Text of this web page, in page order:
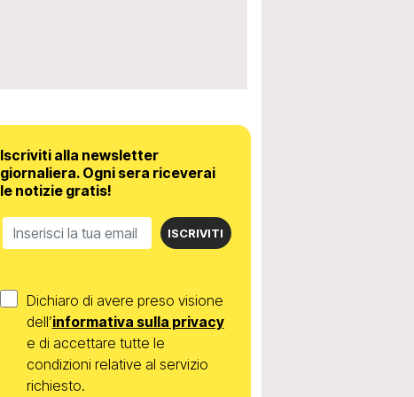
Iscriviti alla newsletter
giornaliera. Ogni sera riceverai
le notizie gratis!
ISCRIVITI
Dichiaro di avere preso visione
dell’informativa sulla privacy
e di accettare tutte le
condizioni relative al servizio
richiesto.